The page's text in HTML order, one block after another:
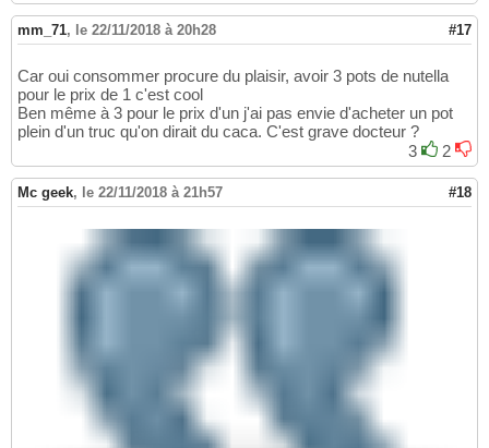
mm_71, le 22/11/2018 à 20h28 #17
Car oui consommer procure du plaisir, avoir 3 pots de nutella
pour le prix de 1 c'est cool
Ben même à 3 pour le prix d'un j'ai pas envie d'acheter un pot
plein d'un truc qu'on dirait du caca. C'est grave docteur ?
3
2
Mc geek, le 22/11/2018 à 21h57 #18